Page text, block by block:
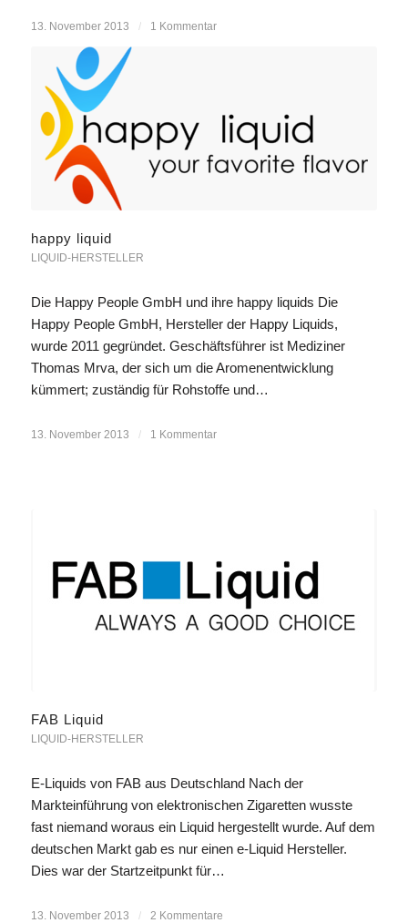
13. November 2013 / 1 Kommentar
happy liquid
LIQUID-HERSTELLER
Die Happy People GmbH und ihre happy liquids Die
Happy People GmbH, Hersteller der Happy Liquids,
wurde 2011 gegründet. Geschäftsführer ist Mediziner
Thomas Mrva, der sich um die Aromenentwicklung
kümmert; zuständig für Rohstoffe und…
13. November 2013 / 1 Kommentar
FAB Liquid
LIQUID-HERSTELLER
E-Liquids von FAB aus Deutschland Nach der
Markteinführung von elektronischen Zigaretten wusste
fast niemand woraus ein Liquid hergestellt wurde. Auf dem
deutschen Markt gab es nur einen e-Liquid Hersteller.
Dies war der Startzeitpunkt für…
13. November 2013 / 2 Kommentare